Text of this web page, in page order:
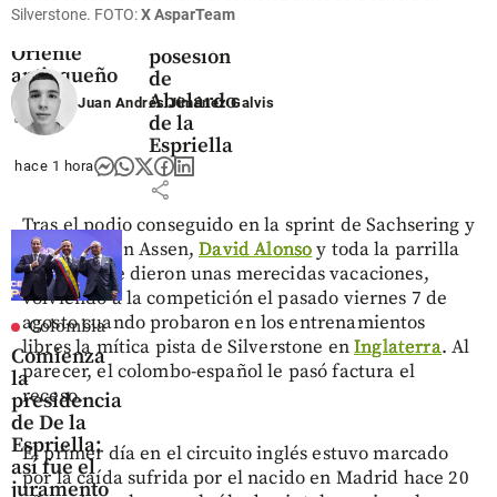
millones
Oriente
antioqueño
share
marcaron
posesión
de
Abelardo
de la
Espriella
share
Colombia
Comienza
la
presidencia
de De la
Espriella:
así fue el
juramento
Silverstone. FOTO:X AsparTeam
Juan Andrés Jiménez Galvis
hace 1 hora
Tras el podio conseguido en la sprint de Sachsering y
la victoria en Assen,David Alonsoy toda la parrilla
deMoto2se dieron unas merecidas vacaciones,
volviendo a la competición el pasado viernes 7 de
agosto cuando probaron en los entrenamientos
libres la mítica pista de Silverstone enInglaterra. Al
parecer, el colombo-español le pasó factura el
receso.
El primer día en el circuito inglés estuvo marcado
por la caída sufrida por el nacido en Madrid hace 20